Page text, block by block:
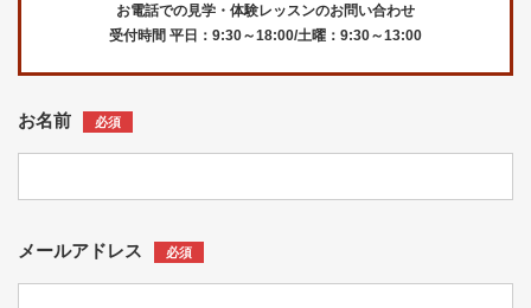
お電話での見学・体験レッスンのお問い合わせ
受付時間 平日：9:30～18:00/土曜：9:30～13:00
お名前 必須
メールアドレス 必須